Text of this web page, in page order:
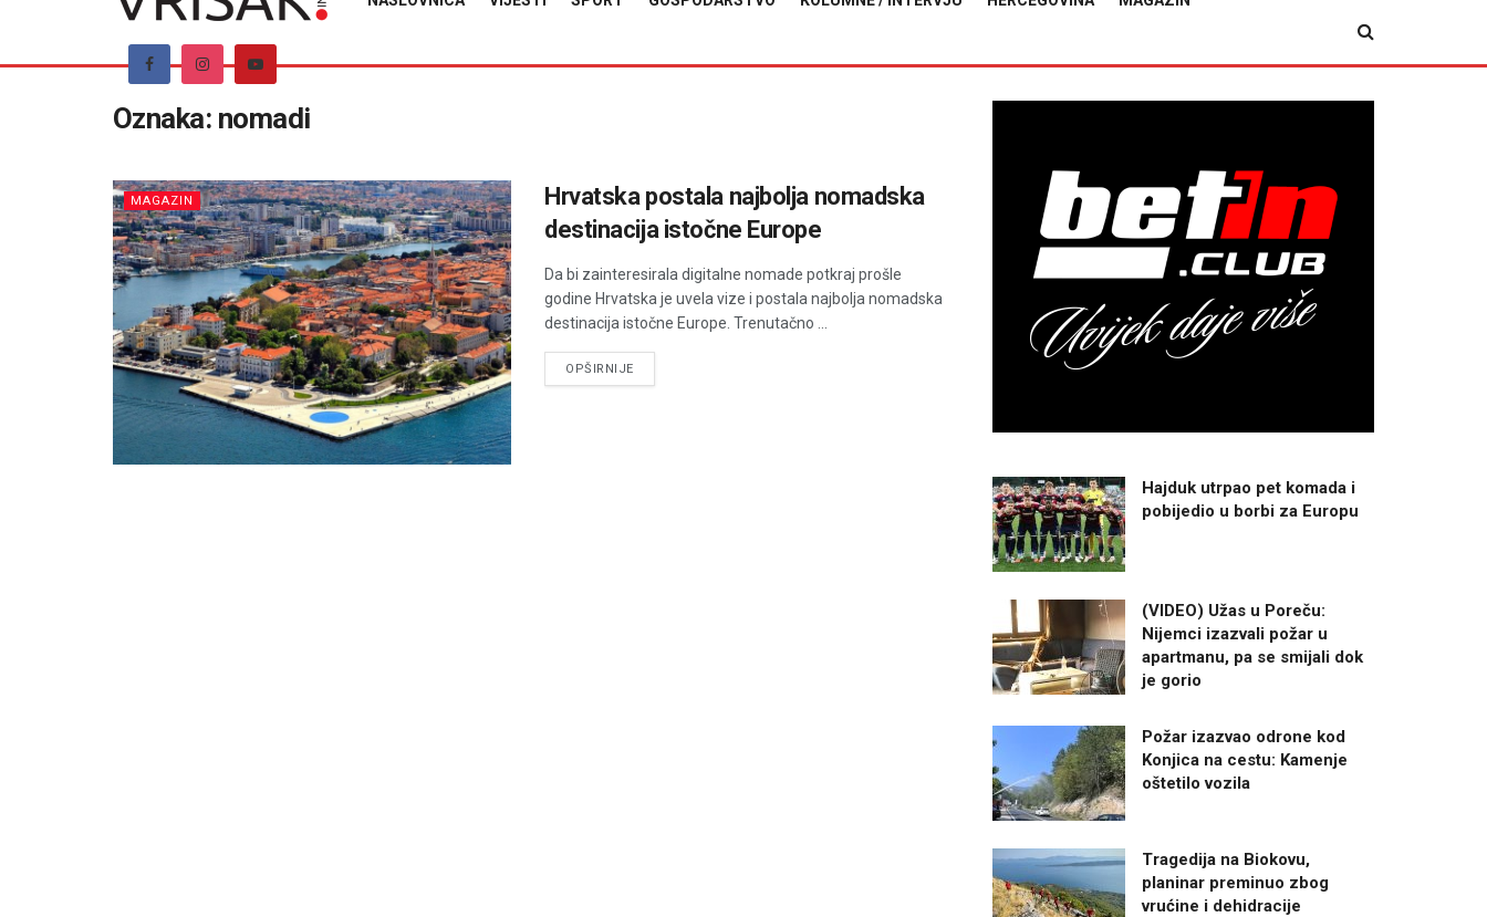
Oznaka: nomadi
MAGAZIN
Hrvatska postala najbolja nomadska
destinacija istočne Europe
Da bi zainteresirala digitalne nomade potkraj prošle
godine Hrvatska je uvela vize i postala najbolja nomadska
destinacija istočne Europe. Trenutačno ...
OPŠIRNIJEDETAILS
Hajduk utrpao pet komada i
pobijedio u borbi za Europu
(VIDEO) Užas u Poreču:
Nijemci izazvali požar u
apartmanu, pa se smijali dok
je gorio
Požar izazvao odrone kod
Konjica na cestu: Kamenje
oštetilo vozila
Tragedija na Biokovu,
planinar preminuo zbog
vrućine i dehidracije